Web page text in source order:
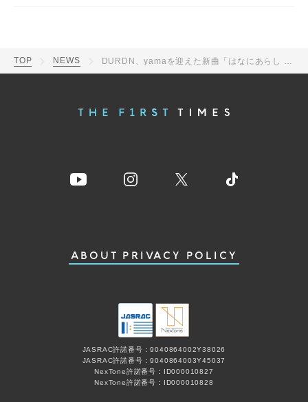
TOP NEWS
ABOUT PRIVACY POLICY
JASRAC許諾番号：9040864002Y38026
JASRAC許諾番号：9040864003Y45037
NexTone許諾番号：ID000010827
NexTone許諾番号：ID000010828